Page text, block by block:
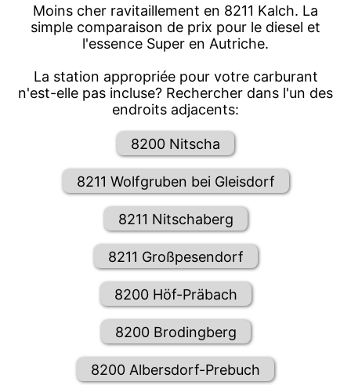
Moins cher ravitaillement en 8211 Kalch. La
simple comparaison de prix pour le diesel et
l'essence Super en Autriche.
La station appropriée pour votre carburant
n'est-elle pas incluse? Rechercher dans l'un des
endroits adjacents:
8200 Nitscha
8211 Wolfgruben bei Gleisdorf
8211 Nitschaberg
8211 Großpesendorf
8200 Höf-Präbach
8200 Brodingberg
8200 Albersdorf-Prebuch